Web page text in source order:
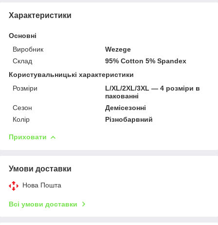
Характеристики
Основні
Виробник
Wezege
Склад
95% Cotton 5% Spandex
Користувальницькі характеристики
Розміри
L/XL/2XL/3XL — 4 розміри в
пакованні
Сезон
Демісезонні
Колір
Різнобарвний
Приховати
Умови доставки
Нова Пошта
Всі умови доставки